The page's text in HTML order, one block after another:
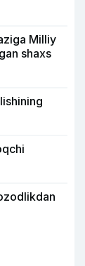
Milliy
shaxs